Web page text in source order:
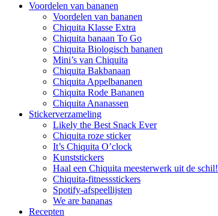
Voordelen van bananen
Voordelen van bananen
Chiquita Klasse Extra
Chiquita banaan To Go
Chiquita Biologisch bananen
Mini’s van Chiquita
Chiquita Bakbanaan
Chiquita Appelbananen
Chiquita Rode Bananen
Chiquita Ananassen
Stickerverzameling
Likely the Best Snack Ever
Chiquita roze sticker
It’s Chiquita O’clock
Kunststickers
Haal een Chiquita meesterwerk uit de schil!
Chiquita-fitnessstickers
Spotify-afspeellijsten
We are bananas
Recepten